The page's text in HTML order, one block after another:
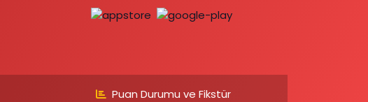
Puan Durumu ve Fikstür